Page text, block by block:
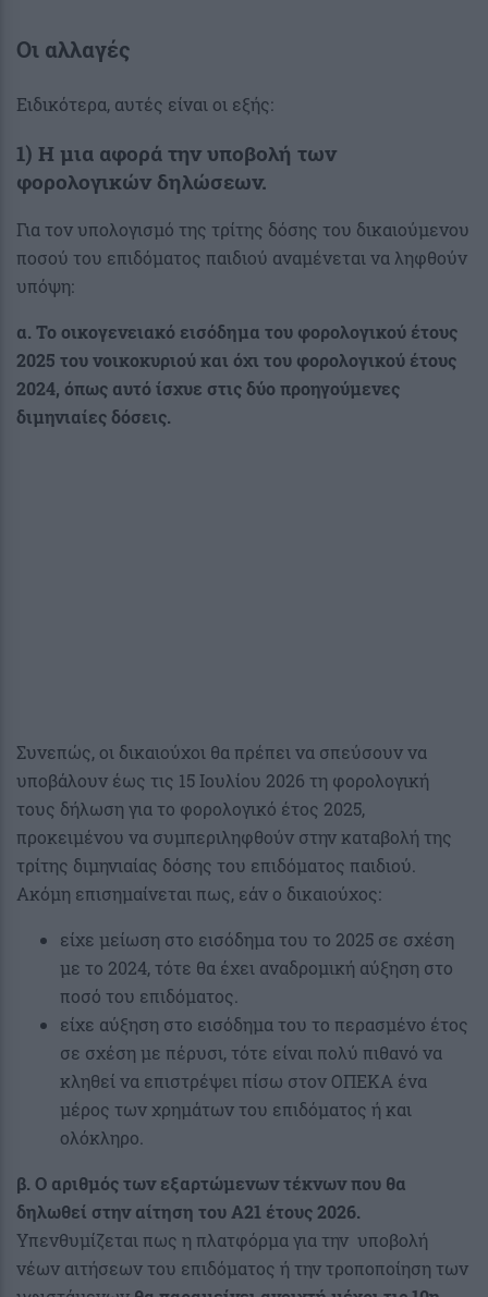
Οι αλλαγές
Ειδικότερα, αυτές είναι οι εξής:
1) Η μια αφορά την υποβολή των
φορολογικών δηλώσεων.
Για τον υπολογισμό της τρίτης δόσης του δικαιούμενου
ποσού του επιδόματος παιδιού αναμένεται να ληφθούν
υπόψη:
α. Το οικογενειακό εισόδημα του φορολογικού έτους
2025 του νοικοκυριού και όχι του φορολογικού έτους
2024, όπως αυτό ίσχυε στις δύο προηγούμενες
διμηνιαίες δόσεις.
Συνεπώς, οι δικαιούχοι θα πρέπει να σπεύσουν να
υποβάλουν έως τις 15 Ιουλίου 2026 τη φορολογική
τους δήλωση για το φορολογικό έτος 2025,
προκειμένου να συμπεριληφθούν στην καταβολή της
τρίτης διμηνιαίας δόσης του επιδόματος παιδιού.
Ακόμη επισημαίνεται πως, εάν ο δικαιούχος:
είχε μείωση στο εισόδημα του το 2025 σε σχέση
με το 2024, τότε θα έχει αναδρομική αύξηση στο
ποσό του επιδόματος.
είχε αύξηση στο εισόδημα του το περασμένο έτος
σε σχέση με πέρυσι, τότε είναι πολύ πιθανό να
κληθεί να επιστρέψει πίσω στον ΟΠΕΚΑ ένα
μέρος των χρημάτων του επιδόματος ή και
ολόκληρο.
β. Ο αριθμόςτων εξαρτώμενων τέκνων που θα
δηλωθεί στην αίτηση του Α21 έτους 2026.
Υπενθυμίζεται πως η πλατφόρμα για την υποβολή
νέων αιτήσεων του επιδόματος ή την τροποποίηση των